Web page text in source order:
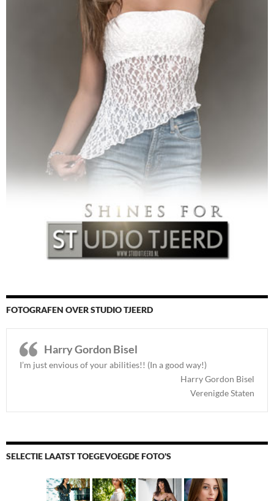
FOTOGRAFEN OVER STUDIO TJEERD
Harry Gordon Bisel
I’m just envious of your abilities!! (In a good way!)
Harry Gordon Bisel
Verenigde Staten
SELECTIE LAATST TOEGEVOEGDE FOTO'S